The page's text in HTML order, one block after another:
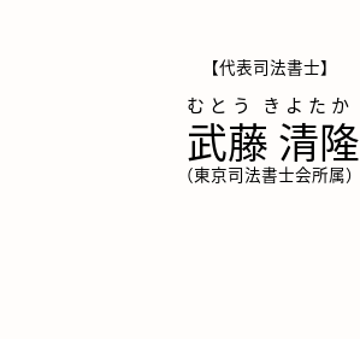
【代表司法書士】
武藤 清隆
（東京司法書士会所属）